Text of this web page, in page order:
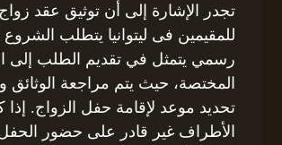
تجدر الإشارة إلى أن توثيق عقد
للمقيمين فى ليتوانيا يتطلب
رسمي يتمثل في تقديم الطلب إلى
المختصة، حيث يتم مراجعة الوثائق
تحديد موعد لإقامة حفل الزواج. إذا
الأطراف غير قادر على حضور